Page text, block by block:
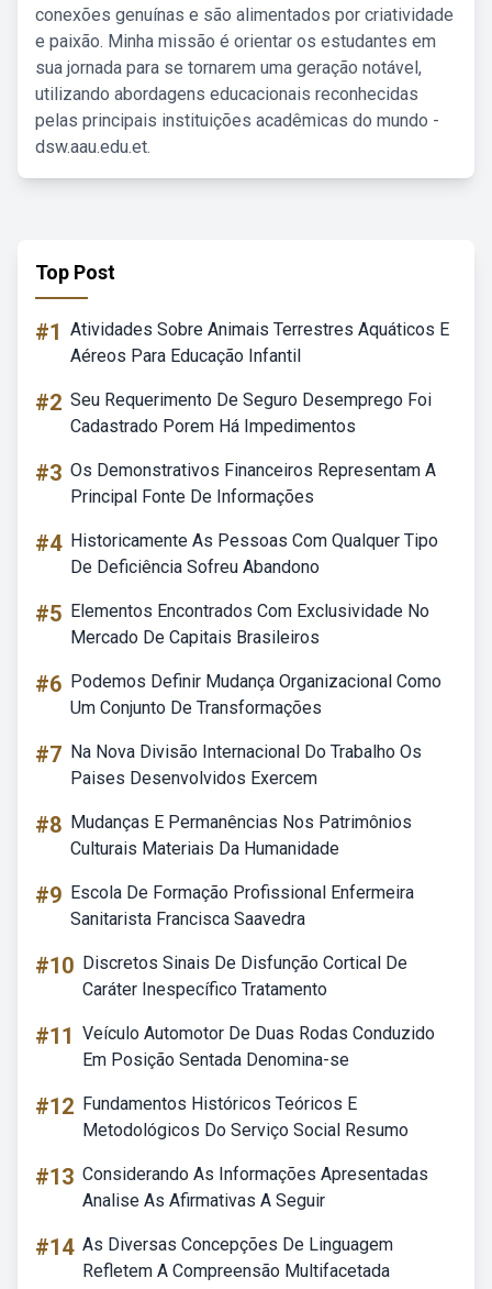
conexões genuínas e são alimentados por criatividade
e paixão. Minha missão é orientar os estudantes em
sua jornada para se tornarem uma geração notável,
utilizando abordagens educacionais reconhecidas
pelas principais instituições acadêmicas do mundo -
dsw.aau.edu.et.
Top Post
#1 Atividades Sobre Animais Terrestres Aquáticos E
Aéreos Para Educação Infantil
#2 Seu Requerimento De Seguro Desemprego Foi
Cadastrado Porem Há Impedimentos
#3 Os Demonstrativos Financeiros Representam A
Principal Fonte De Informações
#4 Historicamente As Pessoas Com Qualquer Tipo
De Deficiência Sofreu Abandono
#5 Elementos Encontrados Com Exclusividade No
Mercado De Capitais Brasileiros
#6 Podemos Definir Mudança Organizacional Como
Um Conjunto De Transformações
#7 Na Nova Divisão Internacional Do Trabalho Os
Paises Desenvolvidos Exercem
#8 Mudanças E Permanências Nos Patrimônios
Culturais Materiais Da Humanidade
#9 Escola De Formação Profissional Enfermeira
Sanitarista Francisca Saavedra
#10 Discretos Sinais De Disfunção Cortical De
Caráter Inespecífico Tratamento
#11 Veículo Automotor De Duas Rodas Conduzido
Em Posição Sentada Denomina-se
#12 Fundamentos Históricos Teóricos E
Metodológicos Do Serviço Social Resumo
#13 Considerando As Informações Apresentadas
Analise As Afirmativas A Seguir
#14 As Diversas Concepções De Linguagem
Refletem A Compreensão Multifacetada